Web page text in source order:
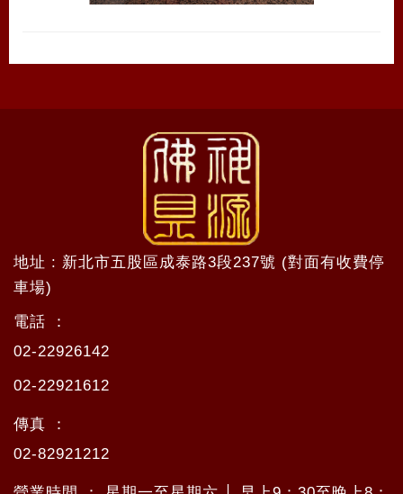
地址 : 新北市五股區成泰路3段237號 (對面有收費停
車場)
電話 ：
02-22926142
02-22921612
傳真 ：
02-82921212